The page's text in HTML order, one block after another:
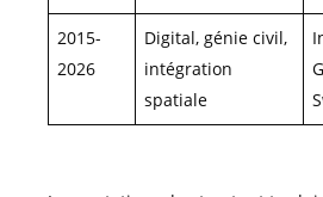
2015-
2026
Digital, génie civil,
intégration
spatiale